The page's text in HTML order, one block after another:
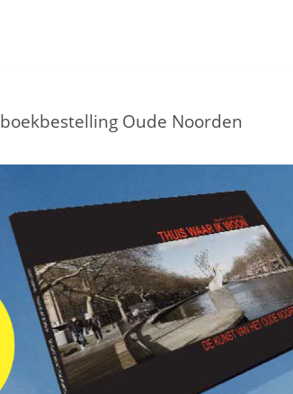
boekbestelling Oude Noorden